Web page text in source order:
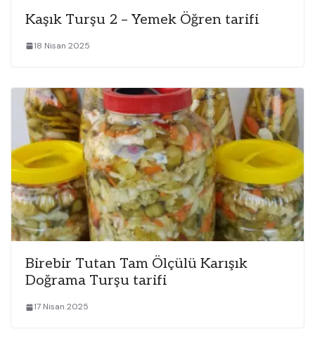
Kaşık Turşu 2 – Yemek Öğren tarifi
18 Nisan 2025
Birebir Tutan Tam Ölçülü Karışık
Doğrama Turşu tarifi
17 Nisan 2025